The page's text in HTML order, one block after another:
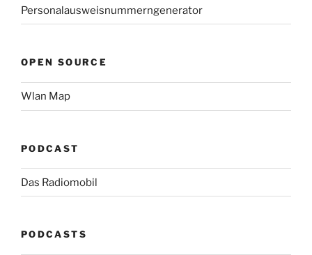
Personalausweisnummerngenerator
OPEN SOURCE
Wlan Map
PODCAST
Das Radiomobil
PODCASTS